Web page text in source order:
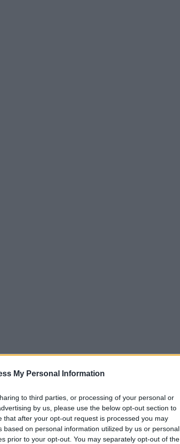
My Personal Information
to third parties, or processing of your personal or
by us, please use the below opt-out section to
that after your opt-out request is processed you may
based on personal information utilized by us or personal
prior to your opt-out. You may separately opt-out of the